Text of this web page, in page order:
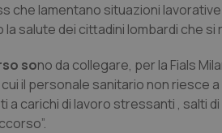
che lamentano situazioni
salute dei cittadini lombardi che si
sono da collegare, per la Fials
il personale sanitario non riesce
carichi di lavoro stressanti , salti